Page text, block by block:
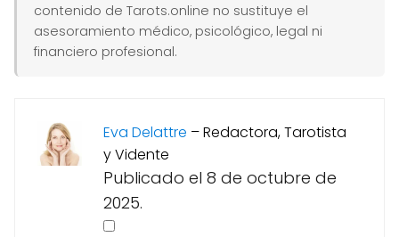
contenido de Tarots.online no sustituye el
asesoramiento médico, psicológico, legal ni
financiero profesional.
Eva Delattre –Redactora, Tarotista
y Vidente
Publicado el 8 de octubre de
2025.